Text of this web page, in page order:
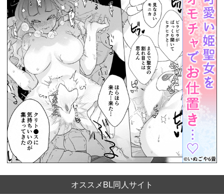
オススメBL同人サイト